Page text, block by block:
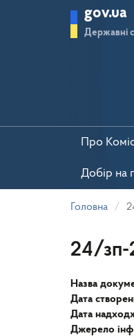
gov.ua
Державні
Про
Добір на
Головна
24/зп-
Назва
Дата
Дата
Джерело